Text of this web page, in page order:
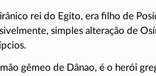
rei do Egito, era filho de
simples alteração de
gêmeo de Dânao, é o herói